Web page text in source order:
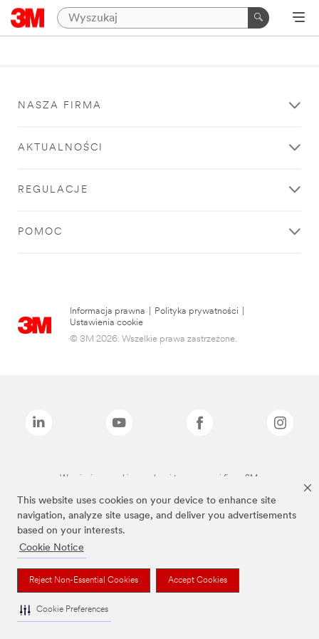
This website uses cookies on your device to enhance site
navigation, analyze site usage, and deliver you advertisements
based on your interests.
Cookie Notice
Reject Non-Essential Cookies Accept Cookies
Cookie Preferences
NASZA FIRMA
AKTUALNOŚCI
REGULACJE
POMOC
Informacja prawna Polityka prywatności
Ustawienia cookie
© 3M 2026. Wszelkie prawa zastrzeżone.
Wymienione marki są znakami towarowymi firmy 3M.